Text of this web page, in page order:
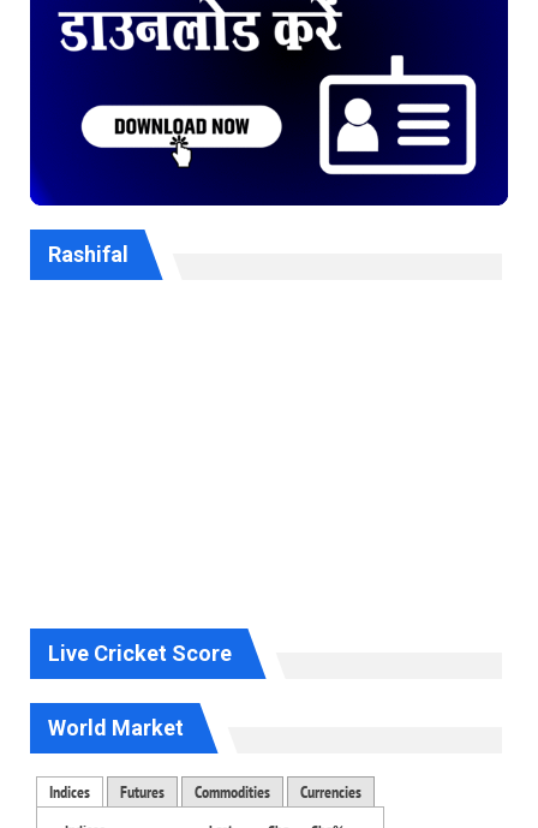
Rashifal
Live Cricket Score
World Market